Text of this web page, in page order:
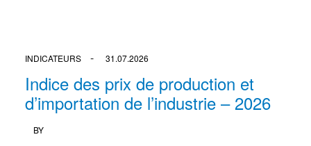
INDICATEURS 31.07.2026
Indice des prix de production et
d’importation de l’industrie – 2026
BY